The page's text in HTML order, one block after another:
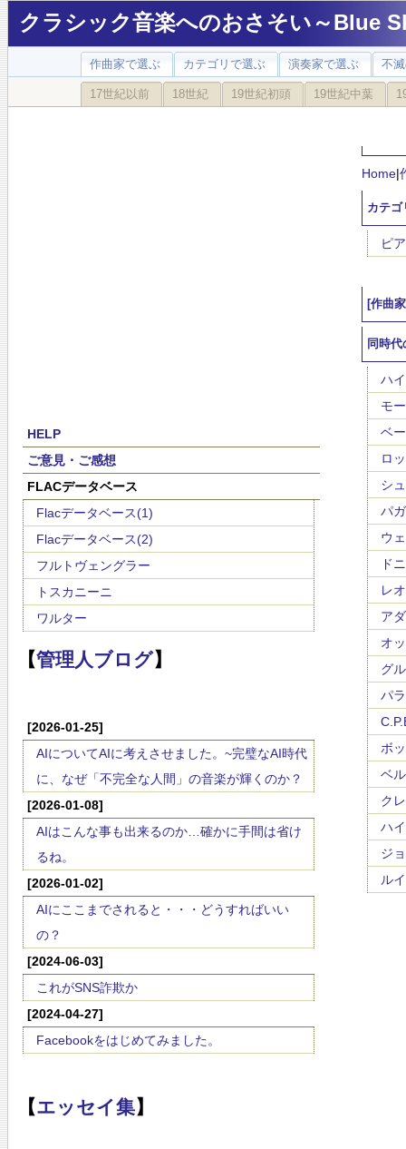
クラシック音楽へのおさそい～Blue
作曲家で選ぶ カテゴリで選ぶ 演奏家で選ぶ 不
17世紀以前 18世紀 19世紀初頭 19世紀中葉
HELP
ご意見・ご感想
FLACデータベース
Flacデータベース(1)
Flacデータベース(2)
フルトヴェングラー
トスカニーニ
ワルター
【管理人ブログ】
[2026-01-25]
AIについてAIに考えさせました。~完璧なAI時代
に、なぜ「不完全な人間」の音楽が輝くのか？
[2026-01-08]
AIはこんな事も出来るのか…確かに手間は省け
るね。
[2026-01-02]
AIにここまでされると・・・どうすればいい
の？
[2024-06-03]
これがSNS詐欺か
[2024-04-27]
Facebookをはじめてみました。
【エッセイ集】
Home|
カテゴ
ピ
[作曲
同時
ハ
モ
ベ
ロ
シ
パ
ウ
ド
レ
ア
オ
グ
パ
ボ
ベ
ク
ハ
ジ
ル